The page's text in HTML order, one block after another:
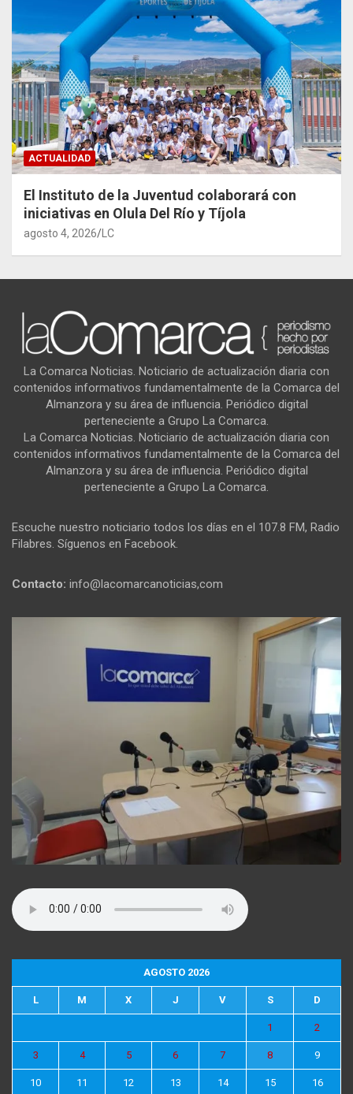
ACTUALIDAD
El Instituto de la Juventud colaborará con
iniciativas en Olula Del Río y Tíjola
agosto 4, 2026 LC
La Comarca Noticias. Noticiario de actualización diaria con
contenidos informativos fundamentalmente de la Comarca del
Almanzora y su área de influencia. Periódico digital
perteneciente a Grupo La Comarca.
La Comarca Noticias. Noticiario de actualización diaria con
contenidos informativos fundamentalmente de la Comarca del
Almanzora y su área de influencia. Periódico digital
perteneciente a Grupo La Comarca.
Escuche nuestro noticiario todos los días en el 107.8 FM, Radio
Filabres. Síguenos en Facebook.
Contacto: info@lacomarcanoticias,com
AGOSTO 2026
L M X J V S D
1 2
3 4 5 6 7 8 9
10 11 12 13 14 15 16